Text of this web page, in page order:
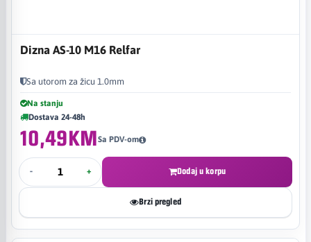
Dizna AS-10 M16 Relfar
Sa utorom za žicu 1.0mm
Na stanju
Dostava 24-48h
10,49KMSa PDV-om
- + Dodaj u korpu
Brzi pregled